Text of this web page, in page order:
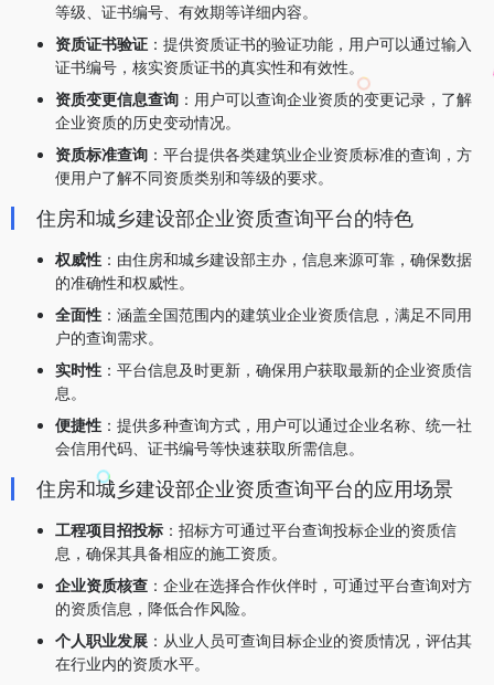
等级、证书编号、有效期等详细内容。
资质证书验证 ：提供资质证书的验证功能，用户可以通过输入
证书编号，核实资质证书的真实性和有效性。
资质变更信息查询 ：用户可以查询企业资质的变更记录，了解
企业资质的历史变动情况。
资质标准查询 ：平台提供各类建筑业企业资质标准的查询，方
便用户了解不同资质类别和等级的要求。
住房和城乡建设部企业资质查询平台的特色
权威性 ：由住房和城乡建设部主办，信息来源可靠，确保数据
的准确性和权威性。
全面性 ：涵盖全国范围内的建筑业企业资质信息，满足不同用
户的查询需求。
实时性 ：平台信息及时更新，确保用户获取最新的企业资质信
息。
便捷性 ：提供多种查询方式，用户可以通过企业名称、统一社
会信用代码、证书编号等快速获取所需信息。
住房和城乡建设部企业资质查询平台的应用场景
工程项目招投标 ：招标方可通过平台查询投标企业的资质信
息，确保其具备相应的施工资质。
企业资质核查 ：企业在选择合作伙伴时，可通过平台查询对方
的资质信息，降低合作风险。
个人职业发展 ：从业人员可查询目标企业的资质情况，评估其
在行业内的资质水平。